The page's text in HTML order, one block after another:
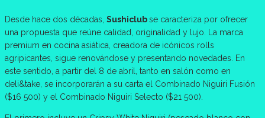
Desde hace dos décadas, Sushiclubse caracteriza por ofrecer
una propuesta que reúne calidad, originalidad y lujo. La marca
premium en cocina asiática, creadora de icónicos rolls
agripicantes, sigue renovándose y presentando novedades. En
este sentido, a partir del 8 de abril, tanto en salón como en
deli&take, se incorporarán a su carta el Combinado Niguiri Fusión
($16 500) y el Combinado Niguiri Selecto ($21 500).